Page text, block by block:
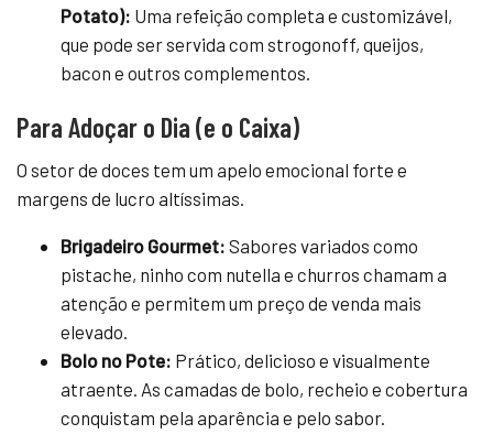
Potato): Uma refeição completa e customizável,
que pode ser servida com strogonoff, queijos,
bacon e outros complementos.
Para Adoçar o Dia (e o Caixa)
O setor de doces tem um apelo emocional forte e
margens de lucro altíssimas.
Brigadeiro Gourmet: Sabores variados como
pistache, ninho com nutella e churros chamam a
atenção e permitem um preço de venda mais
elevado.
Bolo no Pote: Prático, delicioso e visualmente
atraente. As camadas de bolo, recheio e cobertura
conquistam pela aparência e pelo sabor.